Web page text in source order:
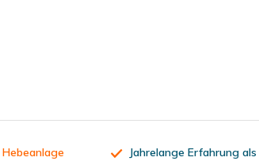
Hebeanlage Jahrelange Erfahrung als